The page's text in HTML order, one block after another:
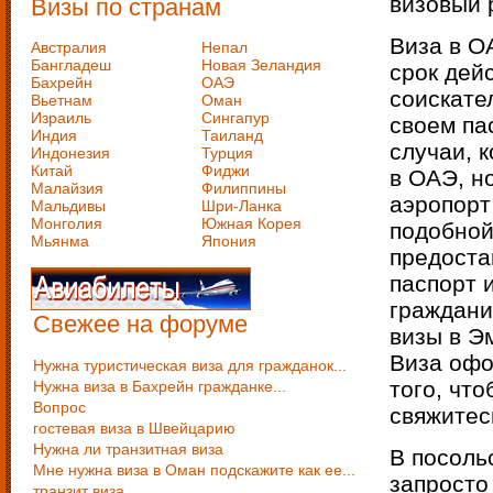
Визы по странам
Австралия
Бангладеш
Бахрейн
Вьетнам
Израиль
Индия
Индонезия
Китай
Малайзия
Мальдивы
Монголия
Мьянма
Непал
Новая Зеландия
ОАЭ
Оман
Сингапур
Таиланд
Турция
Фиджи
Филиппины
Шри-Ланка
Южная Корея
Япония
Свежее на форуме
Нужна туристическая виза для гражданок...
Нужна виза в Бахрейн гражданке...
Вопрос
гостевая виза в Швейцарию
Нужна ли транзитная виза
Мне нужна виза в Оман подскажите как ее...
Виза в
срок
своем
случаи,
в ОАЭ,
паспорт
визы в
Виза
того,
В